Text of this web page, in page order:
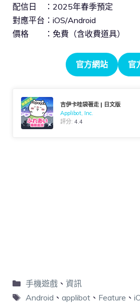
配信日 ：2025年春季預定
對應平台：iOS/Android
價格 ：免費（含收費道具）
官方網站 官
吉伊卡哇袋著走 | 日文版
Applibot, Inc.
評分:4.4
手機遊戲、 資訊
Android 、 applibot、 Feature 、